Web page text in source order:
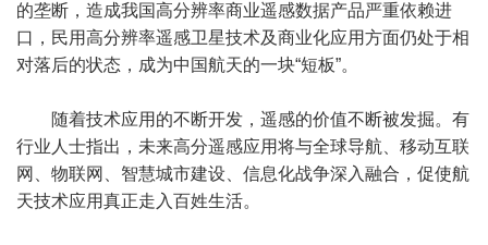
的垄断，造成我国高分辨率商业遥感数据产品严重依赖进
口，民用高分辨率遥感卫星技术及商业化应用方面仍处于相
对落后的状态，成为中国航天的一块“短板”。
随着技术应用的不断开发，遥感的价值不断被发掘。有
行业人士指出，未来高分遥感应用将与全球导航、移动互联
网、物联网、智慧城市建设、信息化战争深入融合，促使航
天技术应用真正走入百姓生活。